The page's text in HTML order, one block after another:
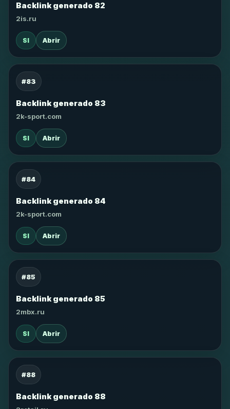
Backlink generado 82
2is.ru
SI Abrir
#83
Backlink generado 83
2k-sport.com
SI Abrir
#84
Backlink generado 84
2k-sport.com
SI Abrir
#85
Backlink generado 85
2mbx.ru
SI Abrir
#88
Backlink generado 88